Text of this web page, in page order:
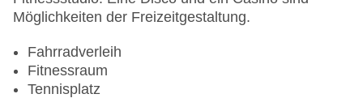
Möglichkeiten der Freizeitgestaltung.
Fahrradverleih
Fitnessraum
Tennisplatz